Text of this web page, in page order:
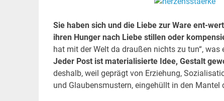
Sie haben sich und die Liebe zur Ware ent-
ihren Hunger nach Liebe stillen oder
hat mit der Welt da draußen nichts zu tun“, was
Jeder Post ist materialisierte Idee, Gestalt
deshalb, weil geprägt von Erziehung,
und Glaubensmustern, eingehüllt in den Mantel